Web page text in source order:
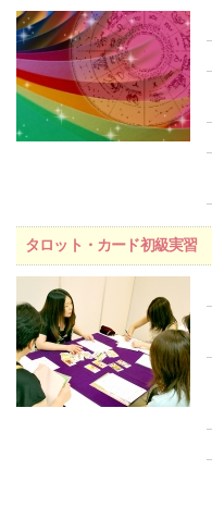
タロット・カード初級実習